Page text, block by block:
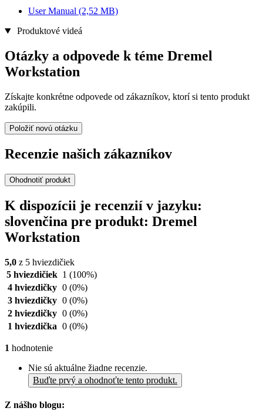
User Manual (2,52 MB)
Produktové videá
Otázky a odpovede k téme Dremel
Workstation
Získajte konkrétne odpovede od zákazníkov, ktorí si tento produkt
zakúpili.
Položiť novú otázku
Recenzie našich zákazníkov
Ohodnotiť produkt
K dispozícii je recenzií v jazyku:
slovenčina pre produkt: Dremel
Workstation
5,0 z 5 hviezdičiek
5 hviezdičiek 1 (100%)
4 hviezdičky 0 (0%)
3 hviezdičky 0 (0%)
2 hviezdičky 0 (0%)
1 hviezdička 0 (0%)
1 hodnotenie
Nie sú aktuálne žiadne recenzie.
Buďte prvý a ohodnoťte tento produkt.
Z nášho blogu: